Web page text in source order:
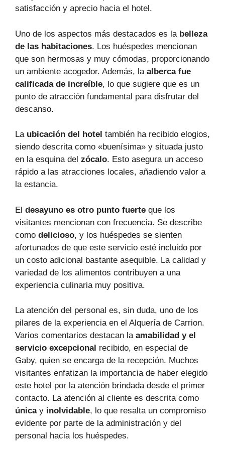
satisfacción y aprecio hacia el hotel.
Uno de los aspectos más destacados es la belleza
de las habitaciones. Los huéspedes mencionan
que son hermosas y muy cómodas, proporcionando
un ambiente acogedor. Además, la alberca fue
calificada de increíble, lo que sugiere que es un
punto de atracción fundamental para disfrutar del
descanso.
La ubicación del hotel también ha recibido elogios,
siendo descrita como «buenísima» y situada justo
en la esquina del zócalo. Esto asegura un acceso
rápido a las atracciones locales, añadiendo valor a
la estancia.
El desayuno es otro punto fuerte que los
visitantes mencionan con frecuencia. Se describe
como delicioso, y los huéspedes se sienten
afortunados de que este servicio esté incluido por
un costo adicional bastante asequible. La calidad y
variedad de los alimentos contribuyen a una
experiencia culinaria muy positiva.
La atención del personal es, sin duda, uno de los
pilares de la experiencia en el Alquería de Carrion.
Varios comentarios destacan la amabilidad y el
servicio excepcional recibido, en especial de
Gaby, quien se encarga de la recepción. Muchos
visitantes enfatizan la importancia de haber elegido
este hotel por la atención brindada desde el primer
contacto. La atención al cliente es descrita como
únicay inolvidable, lo que resalta un compromiso
evidente por parte de la administración y del
personal hacia los huéspedes.